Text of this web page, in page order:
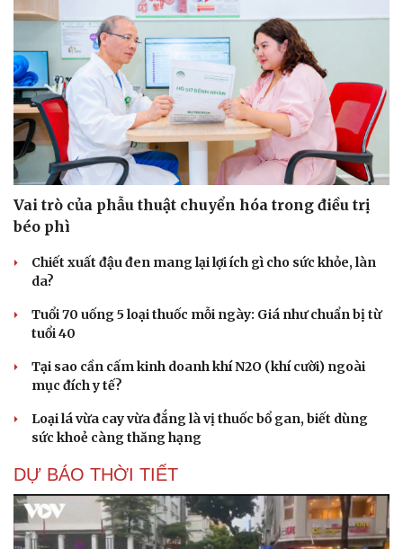
Vai trò của phẫu thuật chuyển hóa trong điều trị
béo phì
Chiết xuất đậu đen mang lại lợi ích gì cho sức khỏe, làn
da?
Tuổi 70 uống 5 loại thuốc mỗi ngày: Giá như chuẩn bị từ
tuổi 40
Tại sao cần cấm kinh doanh khí N2O (khí cười) ngoài
mục đích y tế?
Loại lá vừa cay vừa đắng là vị thuốc bổ gan, biết dùng
sức khoẻ càng thăng hạng
DỰ BÁO THỜI TIẾT